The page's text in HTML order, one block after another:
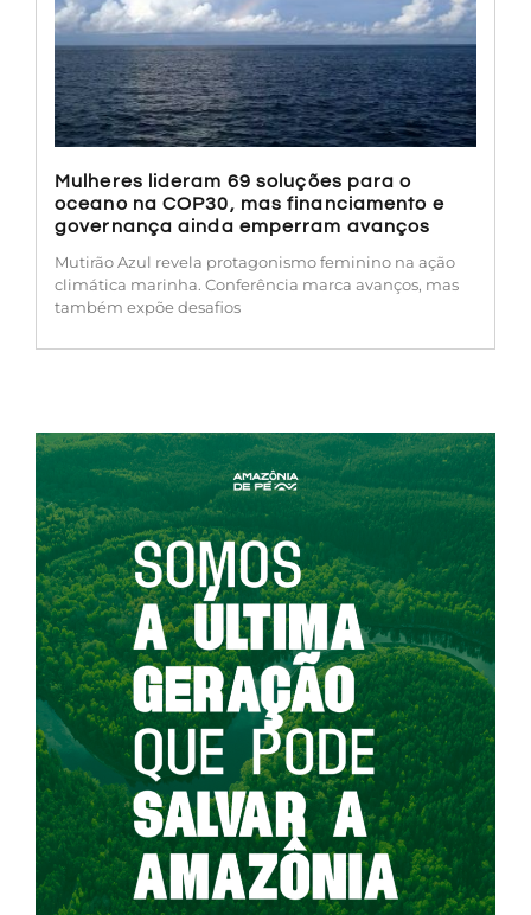
Mulheres lideram 69 soluções para o
oceano na COP30, mas financiamento e
governança ainda emperram avanços
Mutirão Azul revela protagonismo feminino na ação
climática marinha. Conferência marca avanços, mas
também expõe desafios